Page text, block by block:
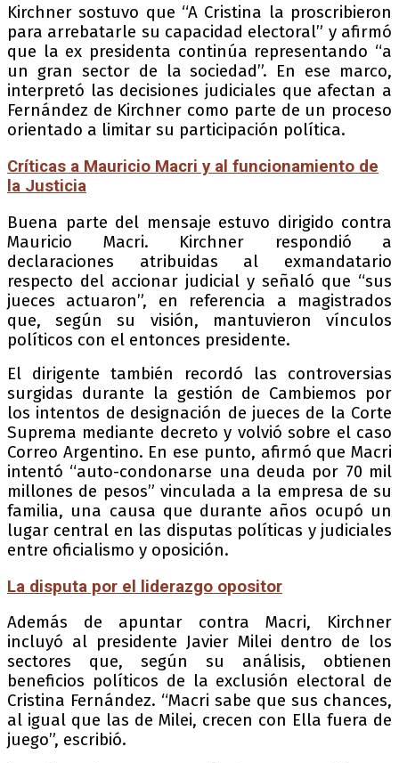
Kirchner sostuvo que “A Cristina la proscribieron
para arrebatarle su capacidad electoral” y afirmó
que la ex presidenta continúa representando “a
un gran sector de la sociedad”. En ese marco,
interpretó las decisiones judiciales que afectan a
Fernández de Kirchner como parte de un proceso
orientado a limitar su participación política.
Críticas a Mauricio Macri y al funcionamiento de
la Justicia
Buena parte del mensaje estuvo dirigido contra
Mauricio Macri. Kirchner respondió a
declaraciones atribuidas al exmandatario
respecto del accionar judicial y señaló que “sus
jueces actuaron”, en referencia a magistrados
que, según su visión, mantuvieron vínculos
políticos con el entonces presidente.
El dirigente también recordó las controversias
surgidas durante la gestión de Cambiemos por
los intentos de designación de jueces de la Corte
Suprema mediante decreto y volvió sobre el caso
Correo Argentino. En ese punto, afirmó que Macri
intentó “auto-condonarse una deuda por 70 mil
millones de pesos” vinculada a la empresa de su
familia, una causa que durante años ocupó un
lugar central en las disputas políticas y judiciales
entre oficialismo y oposición.
La disputa por el liderazgo opositor
Además de apuntar contra Macri, Kirchner
incluyó al presidente Javier Milei dentro de los
sectores que, según su análisis, obtienen
beneficios políticos de la exclusión electoral de
Cristina Fernández. “Macri sabe que sus chances,
al igual que las de Milei, crecen con Ella fuera de
juego”, escribió.